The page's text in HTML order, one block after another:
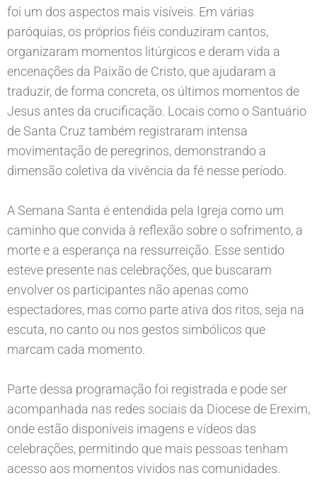
foi um dos aspectos mais visíveis. Em várias
paróquias, os próprios fiéis conduziram cantos,
organizaram momentos litúrgicos e deram vida a
encenações da Paixão de Cristo, que ajudaram a
traduzir, de forma concreta, os últimos momentos de
Jesus antes da crucificação. Locais como o Santuário
de Santa Cruz também registraram intensa
movimentação de peregrinos, demonstrando a
dimensão coletiva da vivência da fé nesse período.
A Semana Santa é entendida pela Igreja como um
caminho que convida à reflexão sobre o sofrimento, a
morte e a esperança na ressurreição. Esse sentido
esteve presente nas celebrações, que buscaram
envolver os participantes não apenas como
espectadores, mas como parte ativa dos ritos, seja na
escuta, no canto ou nos gestos simbólicos que
marcam cada momento.
Parte dessa programação foi registrada e pode ser
acompanhada nas redes sociais da Diocese de Erexim,
onde estão disponíveis imagens e vídeos das
celebrações, permitindo que mais pessoas tenham
acesso aos momentos vividos nas comunidades.